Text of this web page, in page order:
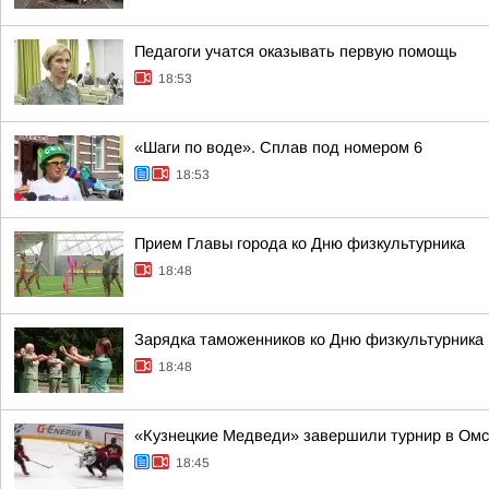
Педагоги учатся оказывать первую помощь
18:53
«Шаги по воде». Сплав под номером 6
18:53
Прием Главы города ко Дню физкультурника
18:48
Зарядка таможенников ко Дню физкультурника
18:48
«Кузнецкие Медведи» завершили турнир в
18:45